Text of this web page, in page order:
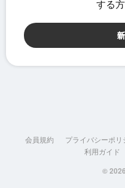
会員規約 プライバシーポリ
利用ガイド
©